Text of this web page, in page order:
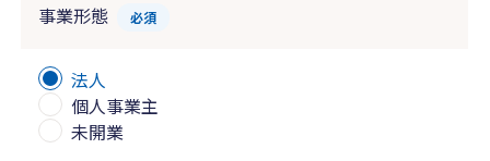
事業形態 必須
法人
個人事業主
未開業